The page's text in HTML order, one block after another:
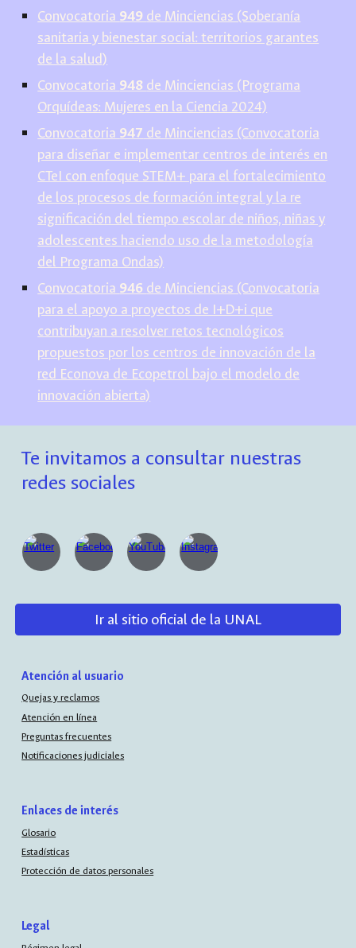
Convocatoria 949 de Minciencias (Soberanía
sanitaria y bienestar social: territorios garantes
de la salud)
Convocatoria 948 de Minciencias (Programa
Orquídeas: Mujeres en la Ciencia 2024)
Convocatoria 947 de Minciencias (Convocatoria
para diseñar e implementar centros de interés en
CTeI con enfoque STEM+ para el fortalecimiento
de los procesos de formación integral y la re
significación del tiempo escolar de niños, niñas y
adolescentes haciendo uso de la metodología
del Programa Ondas)
Convocatoria 946 de Minciencias (Convocatoria
para el apoyo a proyectos de I+D+i que
contribuyan a resolver retos tecnológicos
propuestos por los centros de innovación de la
red Econova de Ecopetrol bajo el modelo de
innovación abierta)
Te invitamos a consultar nuestras
redes sociales
Ir al sitio oficial de la UNAL
Atención al usuario
Quejas y reclamos
Atención en línea
Preguntas frecuentes
Notificaciones judiciales
Enlaces de interés
Glosario
Estadísticas
Protección de datos personales
Legal